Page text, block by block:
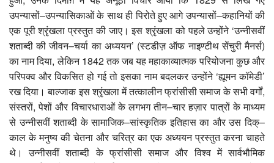
उपन्यासों–उपन्यासिकाओं के साथ ही पिरोते हुए आगे उपन्यासों–कहानियों की
एक पूरी श्रृंखला प्रस्तुत की जाए। इस श्रृंखला को पहले उन्होंने ‘उन्नीसवीं
शताब्दी की जीवन–चर्या का अध्ययन’ (स्टडीज़ ऑफ नाइण्टीथ सेंचुरी मैनर्स)
का नाम दिया, लेकिन 1842 तक जब यह महाकाव्यात्मक परियोजना कुछ और
परिपक्व और विकसित हो गई तो इसका नाम बदलकर उन्होंने ‘ह्यूमन कॉमेडी’
रख दिया। बाल्जाक इस श्रृंखला में तत्कालीन फ्रांसीसी समाज के सभी वर्गों,
संस्तरों, पेशों और विचारधाराओं के लगभग तीन–चार हज़ार पात्रों के माध्यम
से उन्नीसवीं शताब्दी के सामाजिक–सांस्कृतिक इतिहास का और उस दिक्–
काल के मनुष्य की चेतना और चरित्र का एक अध्ययन प्रस्तुत करना चाहते
थे। उन्नीसवीं शताब्दी के फ्रांसीसी समाज और विश्व में सार्वभौमिक